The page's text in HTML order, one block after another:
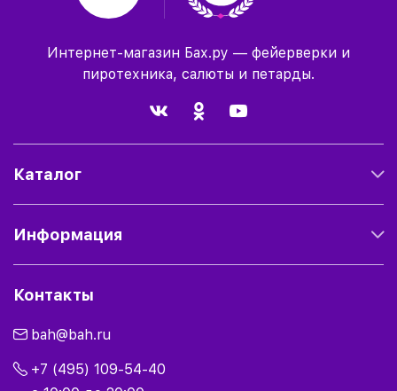
Интернет-магазин Бах.ру — фейерверки и
пиротехника, салюты и петарды.
Каталог
Информация
Контакты
bah@bah.ru
+7 (495) 109-54-40